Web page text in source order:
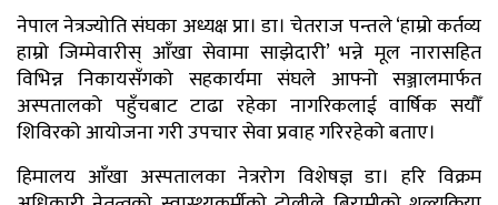
नेपाल नेत्रज्योति संघका अध्यक्ष प्रा। डा। चेतराज पन्तले ‘हाम्रो कर्तव्य
हाम्रो जिम्मेवारीस् आँखा सेवामा साझेदारी’ भन्ने मूल नारासहित
विभिन्न निकायसँगको सहकार्यमा संघले आफ्नो सञ्जालमार्फत
अस्पतालको पहुँचबाट टाढा रहेका नागरिकलाई वार्षिक सयौँ
शिविरको आयोजना गरी उपचार सेवा प्रवाह गरिरहेको बताए।
हिमालय आँखा अस्पतालका नेत्ररोग विशेषज्ञ डा। हरि विक्रम